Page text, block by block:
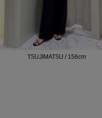
TSUJIMATSU / 156cm